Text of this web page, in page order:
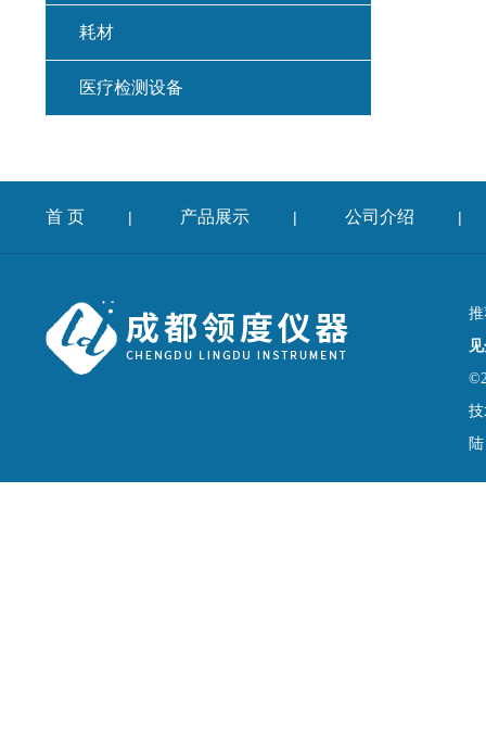
耗材
医疗检测设备
首 页 | 产品展示 | 公司介绍 |
陆